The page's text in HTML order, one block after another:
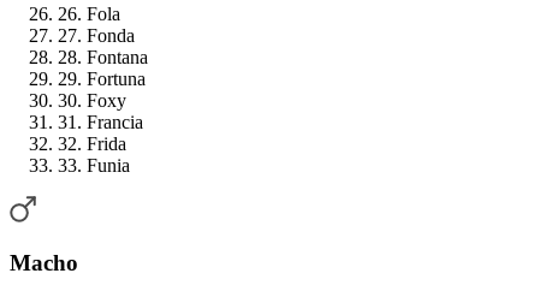
26. Fola
27. Fonda
28. Fontana
29. Fortuna
30. Foxy
31. Francia
32. Frida
33. Funia
Macho